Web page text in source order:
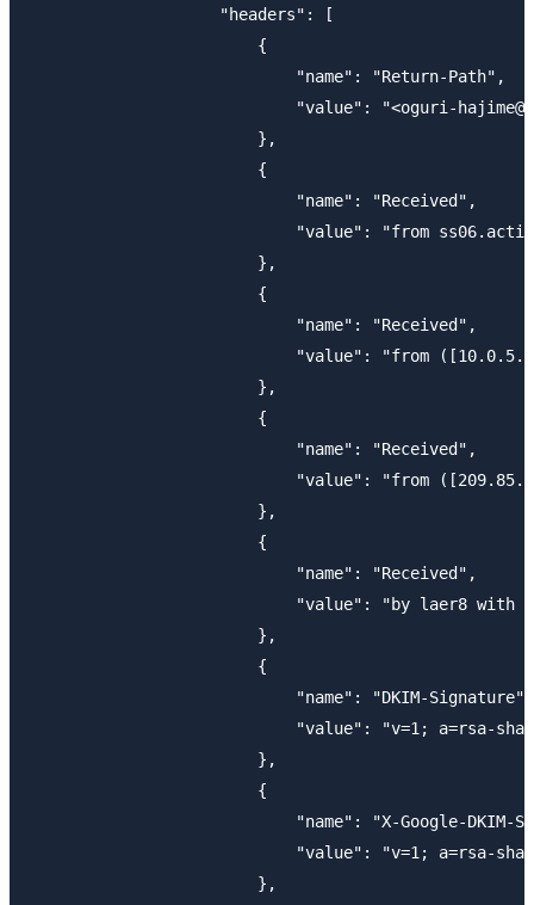
                    "headers": [
                        {
                            "name": "Return-Path",
"value": "<oguri-
                        },
                        {
                            "name": "Received",
"value": "from
                        },
                        {
                            "name": "Received",
"value": "from
                        },
                        {
                            "name": "Received",
"value": "from
                        },
                        {
                            "name": "Received",
"value": "by laer8 with
                        },
                        {
                            "name": "DKIM-Signature",
"value": "v=1; a=rsa-
                        },
                        {
"name": "X-Google-DKIM-
"value": "v=1; a=rsa-
                        },